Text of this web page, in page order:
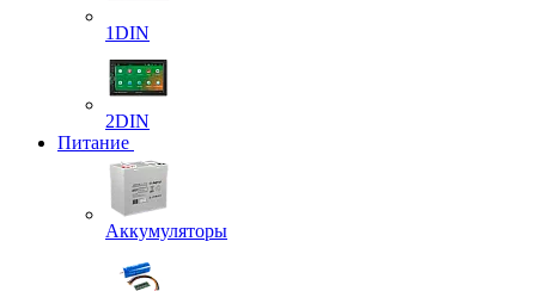
1DIN
2DIN
Питание
Аккумуляторы